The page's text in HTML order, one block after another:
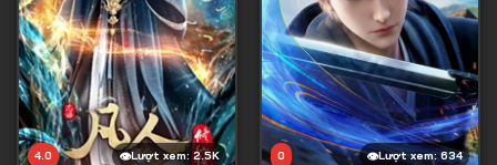
Lượt xem: 2.5K
4.0 Lượt xem: 634
0